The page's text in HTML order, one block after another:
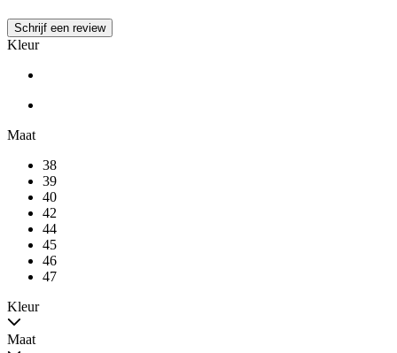
Schrijf een review
Kleur
Maat
38
39
40
42
44
45
46
47
Kleur
Maat